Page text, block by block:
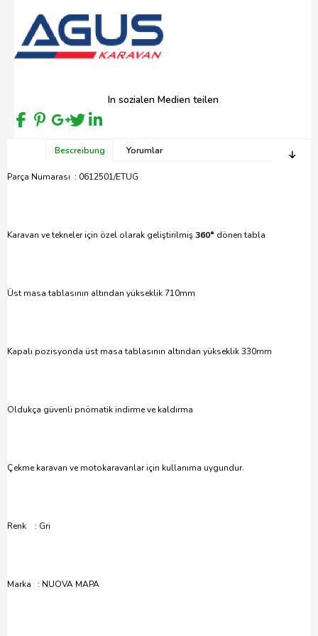
In sozialen Medien teilen
Bescreibung Yorumlar
Parça Numarası : 0612501/ETUG
Karavan ve tekneler için özel olarak geliştirilmiş360° dönen tabla
Üst masa tablasının altından yükseklik 710mm
Kapalı pozisyonda üst masa tablasının altından yükseklik 330mm
Oldukça güvenli pnömatik indirme ve kaldırma
Çekme karavan ve motokaravanlar için kullanıma uygundur.
Renk : Gri
Marka : NUOVA MAPA